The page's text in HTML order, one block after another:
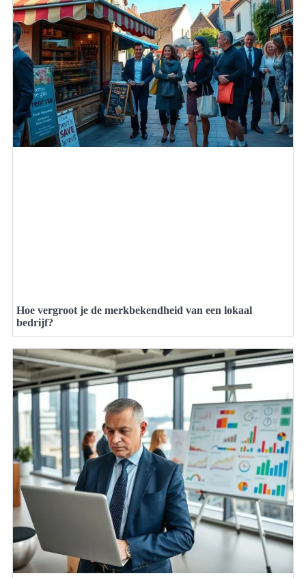
Hoe vergroot je de merkbekendheid van een lokaal
bedrijf?